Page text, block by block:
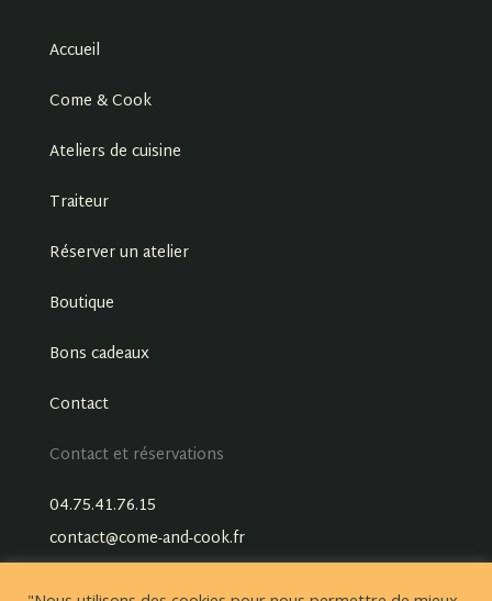
Accueil
Come & Cook
Ateliers de cuisine
Traiteur
Réserver un atelier
Boutique
Bons cadeaux
Contact
Contact et réservations
04.75.41.76.15
contact@come-and-cook.fr